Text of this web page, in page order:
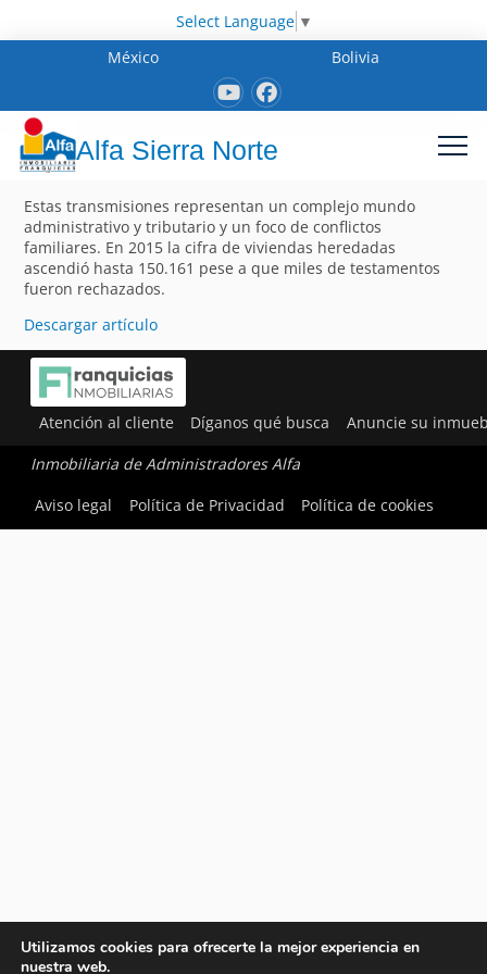
Select Language ▼
México
Bolivia
Alfa Sierra Norte
Estas transmisiones representan un complejo mundo
administrativo y tributario y un foco de conflictos
familiares. En 2015 la cifra de viviendas heredadas
ascendió hasta 150.161 pese a que miles de testamentos
fueron rechazados.
Descargar artículo
Atención al cliente Díganos qué busca Anuncie su
Inmobiliaria de Administradores Alfa
Aviso legal
Política de Privacidad Política de cookies
Utilizamos cookies para ofrecerte la mejor experiencia en
nuestra web.